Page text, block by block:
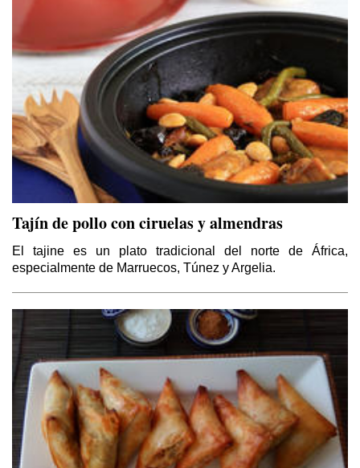
Tajín de pollo con ciruelas y almendras
El tajine es un plato tradicional del norte de África,
especialmente de Marruecos, Túnez y Argelia.